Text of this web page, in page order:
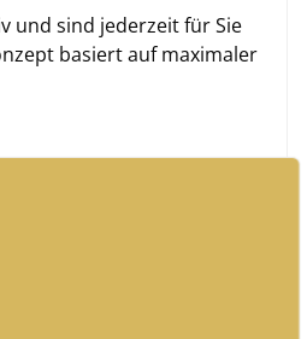
und sind jederzeit für Sie
basiert auf maximaler